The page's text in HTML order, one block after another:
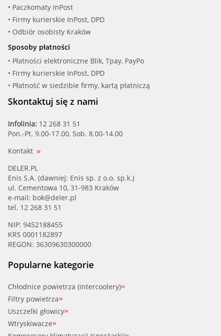
• Paczkomaty InPost
• Firmy kurierskie InPost, DPD
• Odbiór osobisty Kraków
Sposoby płatności
• Płatności elektroniczne Blik, Tpay, PayPo
• Firmy kurierskie InPost, DPD
• Płatność w siedzibie firmy, kartą płatniczą
Skontaktuj się z nami
Infolinia: 12 268 31 51
Pon.-Pt. 9.00-17.00, Sob. 8.00-14.00
Kontakt
DELER.PL
Enis S.A. (dawniej: Enis sp. z o.o. sp.k.)
ul. Cementowa 10, 31-983 Kraków
e-mail: bok@deler.pl
tel. 12 268 31 51
NIP: 9452188455
KRS 0001182897
REGON: 36309630300000
Popularne kategorie
Chłodnice powietrza (intercoolery)
Filtry powietrza
Uszczelki głowicy
Wtryskiwacze